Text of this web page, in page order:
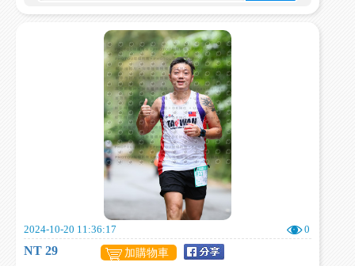
2024-10-20 11:36:17 0
NT 29 加購物車